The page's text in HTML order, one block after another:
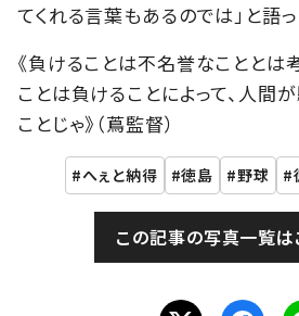
てくれる言葉もあるのでは」と語っ
《負けることは不名誉なこととは
ことは負けることによって、人間
ことじゃ》（蔦監督）
へぇと納得 徳島 野球
この記事の写真一覧は